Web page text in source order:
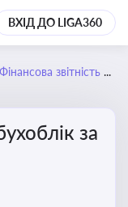
ВХІД ДО LIGA360
Фінансова звітність та бухоблік за П(С)БО і МСФЗ
за